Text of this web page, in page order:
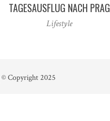
TAGESAUSFLUG NACH PRAG
Lifestyle
© Copyright 2025